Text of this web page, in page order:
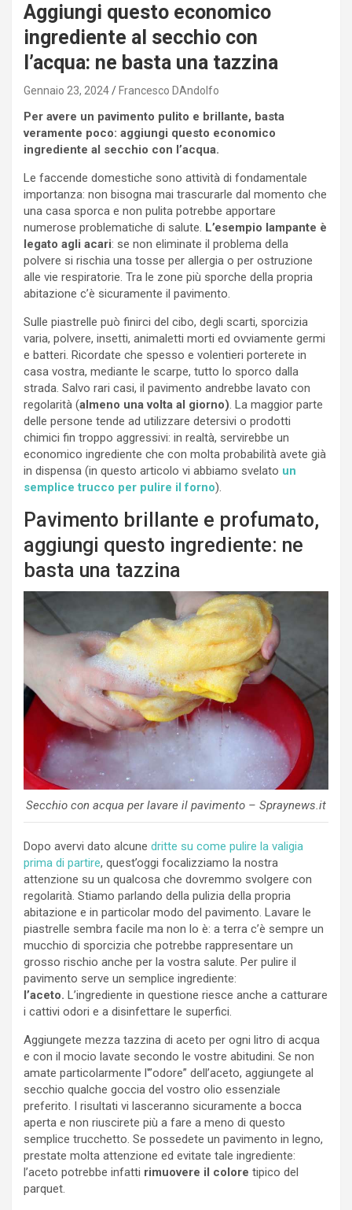
Aggiungi questo economico
ingrediente al secchio con
l’acqua: ne basta una tazzina
Gennaio 23, 2024 Francesco DAndolfo
Per avere un pavimento pulito e brillante, basta
veramente poco: aggiungi questo economico
ingrediente al secchio con l’acqua.
Le faccende domestiche sono attività di fondamentale
importanza: non bisogna mai trascurarle dal momento che
una casa sporca e non pulita potrebbe apportare
numerose problematiche di salute. L’esempio lampante è
legato agli acari: se non eliminate il problema della
polvere si rischia una tosse per allergia o per ostruzione
alle vie respiratorie. Tra le zone più sporche della propria
abitazione c’è sicuramente il pavimento.
Sulle piastrelle può finirci del cibo, degli scarti, sporcizia
varia, polvere, insetti, animaletti morti ed ovviamente germi
e batteri. Ricordate che spesso e volentieri porterete in
casa vostra, mediante le scarpe, tutto lo sporco dalla
strada. Salvo rari casi, il pavimento andrebbe lavato con
regolarità (almeno una volta al giorno). La maggior parte
delle persone tende ad utilizzare detersivi o prodotti
chimici fin troppo aggressivi: in realtà, servirebbe un
economico ingrediente che con molta probabilità avete già
in dispensa (in questo articolo vi abbiamo svelato un
semplice trucco per pulire il forno).
Pavimento brillante e profumato,
aggiungi questo ingrediente: ne
basta una tazzina
Secchio con acqua per lavare il pavimento – Spraynews.it
Dopo avervi dato alcune dritte su come pulire la valigia
prima di partire, quest’oggi focalizziamo la nostra
attenzione su un qualcosa che dovremmo svolgere con
regolarità. Stiamo parlando della pulizia della propria
abitazione e in particolar modo del pavimento. Lavare le
piastrelle sembra facile ma non lo è: a terra c’è sempre un
mucchio di sporcizia che potrebbe rappresentare un
grosso rischio anche per la vostra salute. Per pulire il
pavimento serve un semplice ingrediente:
l’aceto. L’ingrediente in questione riesce anche a catturare
i cattivi odori e a disinfettare le superfici.
Aggiungete mezza tazzina di aceto per ogni litro di acqua
e con il mocio lavate secondo le vostre abitudini. Se non
amate particolarmente l'”odore” dell’aceto, aggiungete al
secchio qualche goccia del vostro olio essenziale
preferito. I risultati vi lasceranno sicuramente a bocca
aperta e non riuscirete più a fare a meno di questo
semplice trucchetto. Se possedete un pavimento in legno,
prestate molta attenzione ed evitate tale ingrediente:
l’aceto potrebbe infatti rimuovere il colore tipico del
parquet.